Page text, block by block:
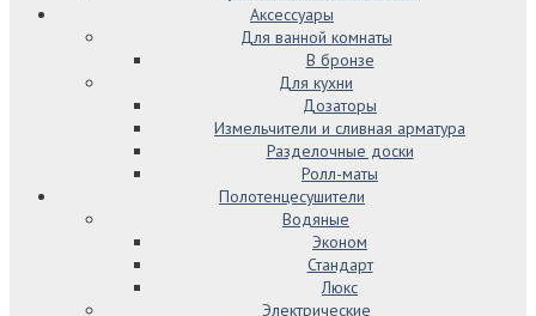
Аксессуары
Для ванной комнаты
В бронзе
Для кухни
Дозаторы
Измельчители и сливная арматура
Разделочные доски
Ролл-маты
Полотенцесушители
Водяные
Эконом
Стандарт
Люкс
Электрические